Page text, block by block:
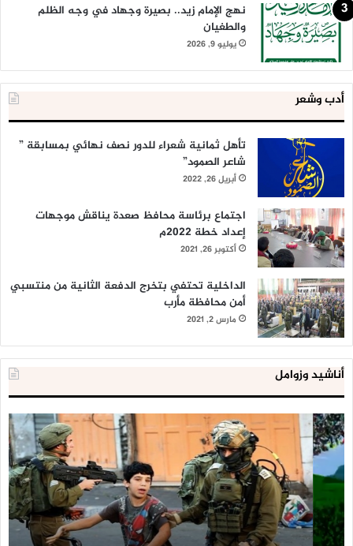
نهج الإمام زيد.. بصيرة وجهاد في وجه الظلم
والطغيان
يوليو 9, 2026
أدب وشعر
تأهل ثمانية شعراء للدور نصف نهائي بمسابقة ”
شاعر الصمود”
أبريل 26, 2022
اجتماع برئاسة محافظ صعدة يناقش موجهات
إعداد خطة 2022م
أكتوبر 26, 2021
الداخلية تحتفي بتخرج الدفعة الثانية من منتسبي
أمن محافظة مأرب
مارس 2, 2021
أناشيد وزوامل
العدو
الإسرائيلي
اعتقل
543
طفلا
فلسطينيا
خلال
2020